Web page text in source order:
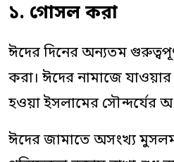
১. গোসল করা
ঈদের দিনের অন্যতম
করা। ঈদের নামাজে যাওয়ার
হওয়া ইসলামের সৌন্দর্যের
ঈদের জামাতে অসংখ্য